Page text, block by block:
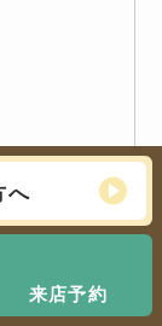
へ
来店予約